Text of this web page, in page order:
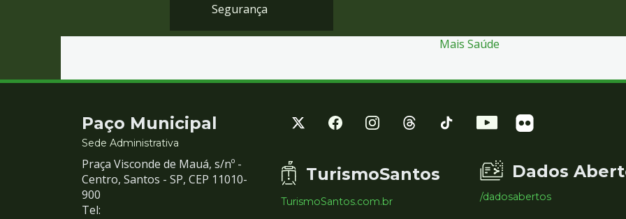
Segurança
Mais Saúde
Contato
e
Redes
Paço Municipal
Sede Administrativa
Praça Visconde de Mauá, s/nº -
Centro, Santos - SP, CEP 11010-
900
Tel:
TurismoSantos
TurismoSantos.com.br
Dados
/dadosabertos